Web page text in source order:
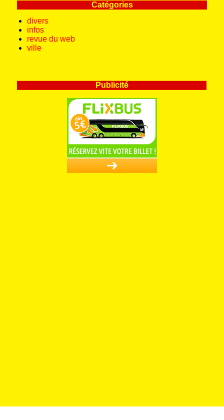
Catégories
divers
infos
revue du web
ville